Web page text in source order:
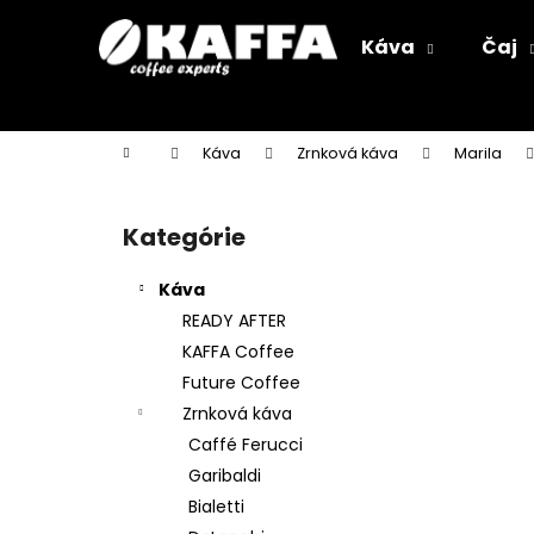
Káva Čaj
Domov Káva Zrnková káva Marila
Preskočiť
kategórie
Kategórie
Káva
READY AFTER
KAFFA Coffee
Future Coffee
Zrnková káva
Caffé Ferucci
Garibaldi
Bialetti
k
Späť
obchodu
Späť
obchodu